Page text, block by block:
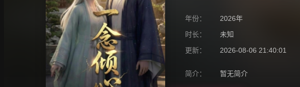
年份： 2026年
时长：
未知
更新：
2026-08-06 21:40:01
简介： 暂无简介